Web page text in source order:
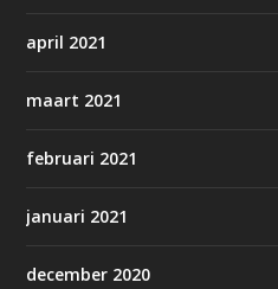
april 2021
maart 2021
februari 2021
januari 2021
december 2020